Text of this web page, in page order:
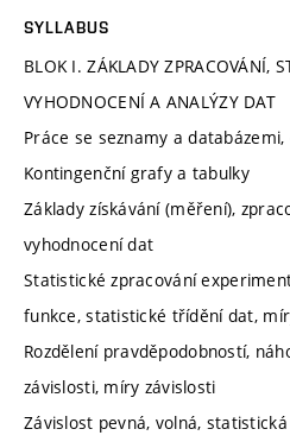
SYLLABUS
BLOK I. ZÁKLADY ZPRACOVÁNÍ,
VYHODNOCENÍ A ANALÝZY DAT
Práce se seznamy a
Kontingenční grafy a tabulky
Základy získávání (měření),
vyhodnocení dat
Statistické zpracování
funkce, statistické třídění dat,
Rozdělení pravděpodobností,
závislosti, míry závislosti
Závislost pevná, volná,